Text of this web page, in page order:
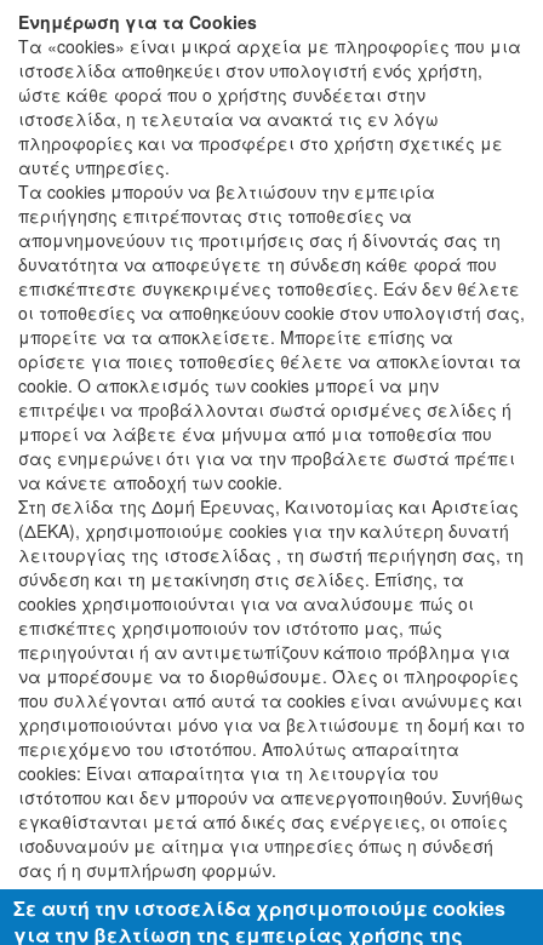
Ενημέρωση για τα Cookies
Τα «cookies» είναι μικρά αρχεία με πληροφορίες που μια
ιστοσελίδα αποθηκεύει στον υπολογιστή ενός χρήστη,
ώστε κάθε φορά που ο χρήστης συνδέεται στην
ιστοσελίδα, η τελευταία να ανακτά τις εν λόγω
πληροφορίες και να προσφέρει στο χρήστη σχετικές με
αυτές υπηρεσίες.
Τα cookies μπορούν να βελτιώσουν την εμπειρία
περιήγησης επιτρέποντας στις τοποθεσίες να
απομνημονεύουν τις προτιμήσεις σας ή δίνοντάς σας τη
δυνατότητα να αποφεύγετε τη σύνδεση κάθε φορά που
επισκέπτεστε συγκεκριμένες τοποθεσίες. Εάν δεν θέλετε
οι τοποθεσίες να αποθηκεύουν cookie στον υπολογιστή σας,
μπορείτε να τα αποκλείσετε. Μπορείτε επίσης να
ορίσετε για ποιες τοποθεσίες θέλετε να αποκλείονται τα
cookie. Ο αποκλεισμός των cookies μπορεί να μην
επιτρέψει να προβάλλονται σωστά ορισμένες σελίδες ή
μπορεί να λάβετε ένα μήνυμα από μια τοποθεσία που
σας ενημερώνει ότι για να την προβάλετε σωστά πρέπει
να κάνετε αποδοχή των cookie.
Στη σελίδα της Δομή Έρευνας, Καινοτομίας και Αριστείας
(ΔΕΚΑ), χρησιμοποιούμε cookies για την καλύτερη δυνατή
λειτουργίας της ιστοσελίδας , τη σωστή περιήγηση σας, τη
σύνδεση και τη μετακίνηση στις σελίδες. Επίσης, τα
cookies χρησιμοποιούνται για να αναλύσουμε πώς οι
επισκέπτες χρησιμοποιούν τον ιστότοπο μας, πώς
περιηγούνται ή αν αντιμετωπίζουν κάποιο πρόβλημα για
να μπορέσουμε να το διορθώσουμε. Όλες οι πληροφορίες
που συλλέγονται από αυτά τα cookies είναι ανώνυμες και
χρησιμοποιούνται μόνο για να βελτιώσουμε τη δομή και το
περιεχόμενο του ιστοτόπου. Απολύτως απαραίτητα
cookies: Είναι απαραίτητα για τη λειτουργία του
ιστότοπου και δεν μπορούν να απενεργοποιηθούν. Συνήθως
εγκαθίστανται μετά από δικές σας ενέργειες, οι οποίες
ισοδυναμούν με αίτημα για υπηρεσίες όπως η σύνδεσή
σας ή η συμπλήρωση φορμών.
Σε αυτή την ιστοσελίδα χρησιμοποιούμε cookies
για την βελτίωση της εμπειρίας χρήσης της